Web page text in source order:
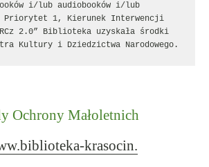
i/lub audiobooków i/lub
– Priorytet 1, Kierunek Interwencji
2.0” Biblioteka uzyskała środki
Kultury i Dziedzictwa Narodowego.
Ochrony Małoletnich
krasocin.